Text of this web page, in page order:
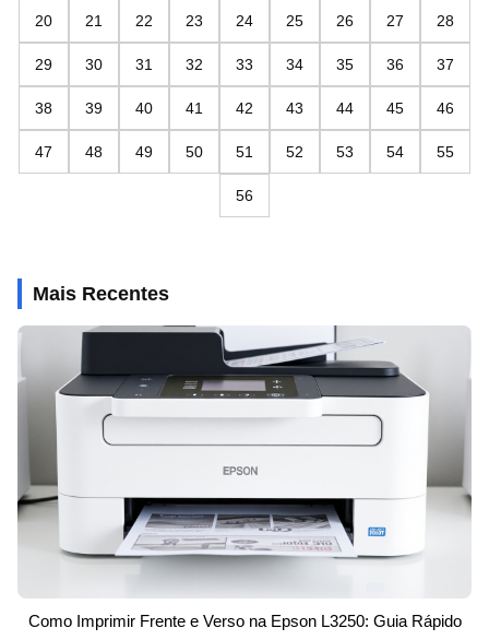
20 21 22 23 24 25 26 27 28
29 30 31 32 33 34 35 36 37
38 39 40 41 42 43 44 45 46
47 48 49 50 51 52 53 54 55
56
Mais Recentes
Como Imprimir Frente e Verso na Epson L3250: Guia Rápido